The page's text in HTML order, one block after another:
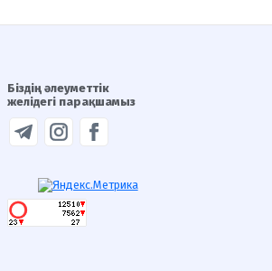
Біздің әлеуметтік
желідегі парақшамыз